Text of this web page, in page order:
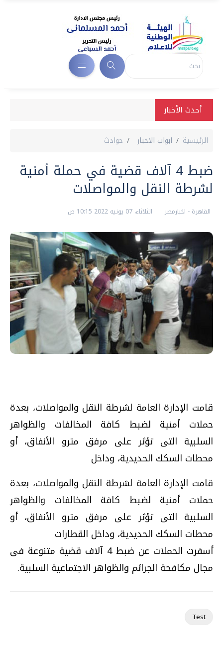
أحدث الأخبار
الرئيسية ابواب الاخبار حوادث
ضبط 4 آلاف قضية في حملة أمنية
لشرطة النقل والمواصلات
القاهرة - اخبارمصر الثلاثاء، 07 يونيه 2022 10:15 ص
قامت الإدارة العامة لشرطة النقل والمواصلات، بعدة
حملات أمنية لضبط كافة المخالفات والظواهر
السلبية التى تؤثر على مرفق مترو الأنفاق، أو
محطات السكك الحديدية، وداخل
قامت الإدارة العامة لشرطة النقل والمواصلات، بعدة
حملات أمنية لضبط كافة المخالفات والظواهر
السلبية التى تؤثر على مرفق مترو الأنفاق، أو
محطات السكك الحديدية، وداخل القطارات
أسفرت الحملات عن ضبط 4 آلاف قضية متنوعة فى
مجال مكافحة الجرائم والظواهر الاجتماعية السلبية.
Test